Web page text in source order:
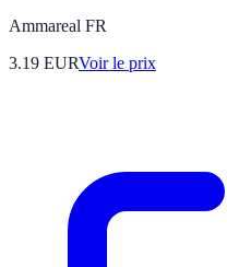
Ammareal FR
3.19 EURVoir le prix